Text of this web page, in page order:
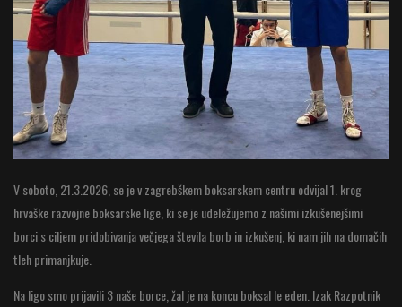
V soboto, 21.3.2026, se je v zagrebškem boksarskem centru odvijal 1. krog
hrvaške razvojne boksarske lige, ki se je udeležujemo z našimi izkušenejšimi
borci s ciljem pridobivanja večjega števila borb in izkušenj, ki nam jih na domačih
tleh primanjkuje.
Na ligo smo prijavili 3 naše borce, žal je na koncu boksal le eden. Izak Razpotnik